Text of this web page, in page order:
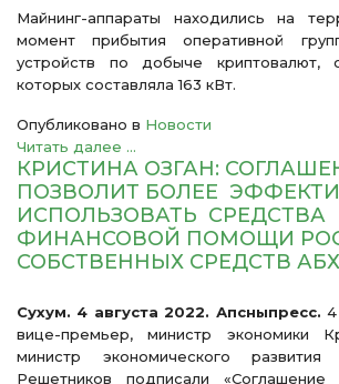
Майнинг-аппараты находились на
момент прибытия оперативной
устройств по добыче криптовалют,
которых составляла 163 кВт.
Опубликовано в Новости
Читать далее ...
КРИСТИНА ОЗГАН:
ПОЗВОЛИТ БОЛЕЕ
ИСПОЛЬЗОВАТЬ СРЕДСТВА
ФИНАНСОВОЙ ПОМОЩИ
СОБСТВЕННЫХ СРЕДСТВ
Сухум. 4 августа 2022. Апсныпресс. 4
вице-премьер, министр экономики
министр экономического
Решетников подписали